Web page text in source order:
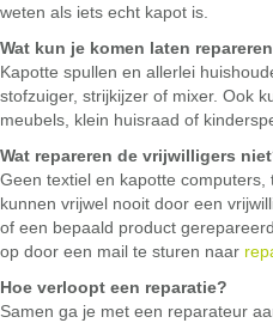
weten als iets echt kapot is.
Wat kun je komen laten
Kapotte spullen en allerlei
stofzuiger, strijkijzer of mixer. Ook
meubels, klein huisraad of
Wat repareren de vrijwilligers
Geen textiel en kapotte
kunnen vrijwel nooit door een
of een bepaald product
op door een mail te sturen naar
Hoe verloopt een reparatie?
Samen ga je met een reparateur